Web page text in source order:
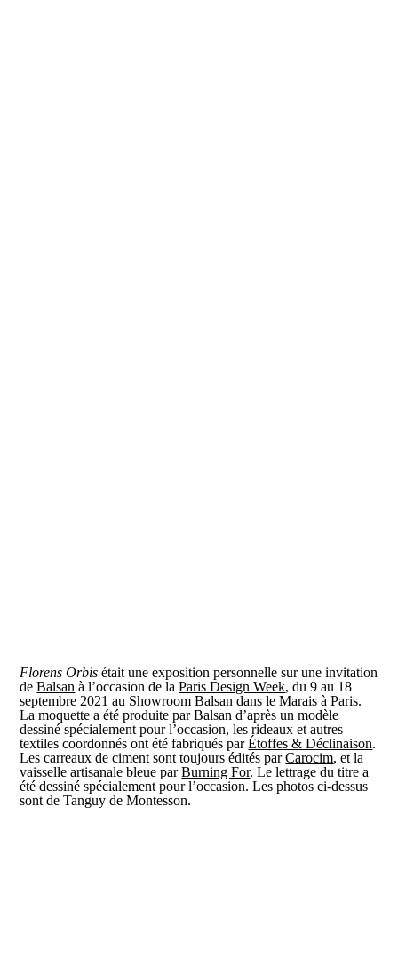
Florens Orbis était une exposition personnelle sur une invitation
deBalsan à l’occasion de laParis Design Week, du 9 au 18
septembre 2021 au Showroom Balsan dans le Marais à Paris.
La moquette a été produite par Balsan d’après un modèle
dessiné spécialement pour l’occasion, les rideaux et autres
textiles coordonnés ont été fabriqués parÉtoffes & Déclinaison.
Les carreaux de ciment sont toujours édités parCarocim, et la
vaisselle artisanale bleue parBurning For. Le lettrage du titre a
été dessiné spécialement pour l’occasion. Les photos ci-dessus
sont de Tanguy de Montesson.